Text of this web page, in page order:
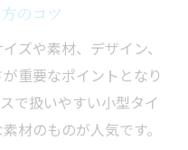
のコツ
ズや素材、デザイン、
重要なポイントとなり
で扱いやすい小型タイ
材のものが人気です。